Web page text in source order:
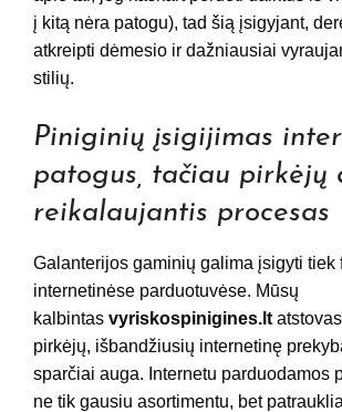
į kitą nėra patogu), tad šią įsigyjant,
atkreipti dėmesio ir dažniausiai
stilių.
Piniginių įsigijimas
patogus, tačiau pirkėjų
reikalaujantis procesas
Galanterijos gaminių galima įsigyti tiek
internetinėse parduotuvėse. Mūsų
kalbintas vyriskospinigines.lt
pirkėjų, išbandžiusių internetinę
sparčiai auga. Internetu parduodamos
ne tik gausiu asortimentu, bet